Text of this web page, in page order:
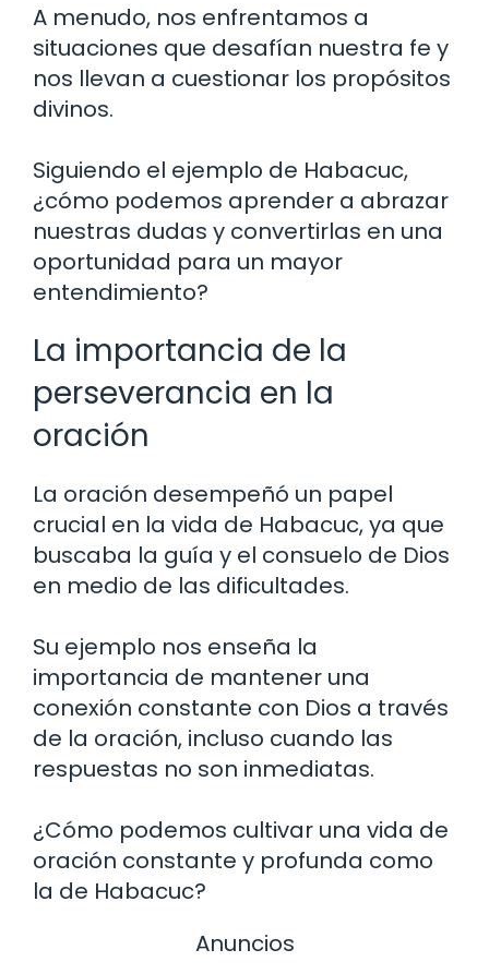
A menudo, nos enfrentamos a
situaciones que desafían nuestra fe y
nos llevan a cuestionar los propósitos
divinos.
Siguiendo el ejemplo de Habacuc,
¿cómo podemos aprender a abrazar
nuestras dudas y convertirlas en una
oportunidad para un mayor
entendimiento?
La importancia de la
perseverancia en la
oración
La oración desempeñó un papel
crucial en la vida de Habacuc, ya que
buscaba la guía y el consuelo de Dios
en medio de las dificultades.
Su ejemplo nos enseña la
importancia de mantener una
conexión constante con Dios a través
de la oración, incluso cuando las
respuestas no son inmediatas.
¿Cómo podemos cultivar una vida de
oración constante y profunda como
la de Habacuc?
Anuncios